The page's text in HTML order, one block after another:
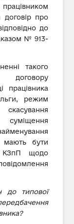
договір про
до
№ 913-
такого
договору
працівника
режим
мають бути
КЗпП щодо
до типової